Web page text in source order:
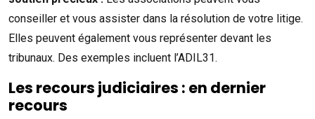
conseiller et vous assister dans la résolution de votre litige.
Elles peuvent également vous représenter devant les
tribunaux. Des exemples incluent l’ADIL31.
Les recours judiciaires : en dernier
recours